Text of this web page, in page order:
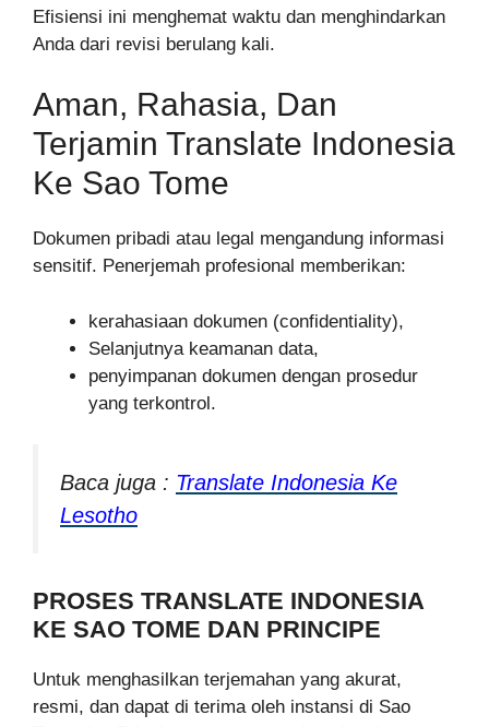
Efisiensi ini menghemat waktu dan menghindarkan
Anda dari revisi berulang kali.
Aman, Rahasia, Dan
Terjamin Translate Indonesia
Ke Sao Tome
Dokumen pribadi atau legal mengandung informasi
sensitif. Penerjemah profesional memberikan:
kerahasiaan dokumen (confidentiality),
Selanjutnya keamanan data,
penyimpanan dokumen dengan prosedur
yang terkontrol.
Baca juga : Translate Indonesia Ke
Lesotho
PROSES TRANSLATE INDONESIA
KE SAO TOME DAN PRINCIPE
Untuk menghasilkan terjemahan yang akurat,
resmi, dan dapat di terima oleh instansi di Sao